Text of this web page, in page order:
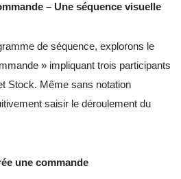
– Une séquence visuelle
de séquence, explorons le
» impliquant trois participants
Stock. Même sans notation
saisir le déroulement du
une commande